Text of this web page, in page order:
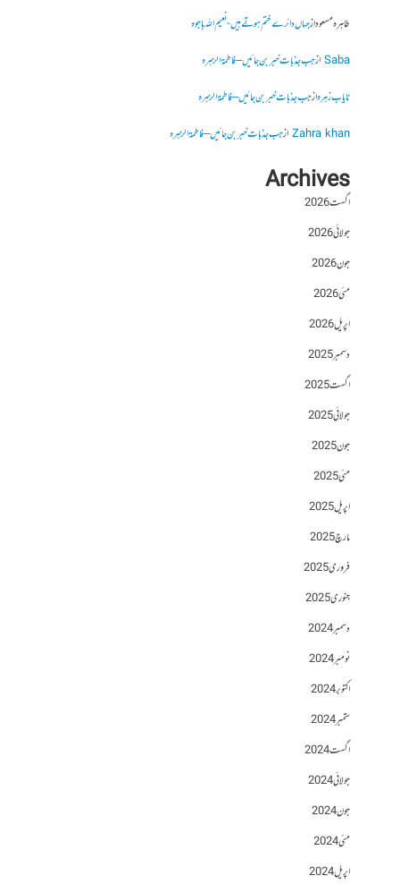
طاہرہ مسعودازجہاں دائرے ختم ہوتے ہیں- نعیم اللہ باجوہ
Sabaازجب جذبات خبر بن جائیں – فاطمۃالزہرہ
نایاب زہرہازجب جذبات خبر بن جائیں – فاطمۃالزہرہ
Zahra khanازجب جذبات خبر بن جائیں – فاطمۃالزہرہ
Archives
اگست 2026
جولائی 2026
جون 2026
مئی 2026
اپریل 2026
دسمبر 2025
اگست 2025
جولائی 2025
جون 2025
مئی 2025
اپریل 2025
مارچ 2025
فروری 2025
جنوری 2025
دسمبر 2024
نومبر 2024
اکتوبر 2024
ستمبر 2024
اگست 2024
جولائی 2024
جون 2024
مئی 2024
اپریل 2024